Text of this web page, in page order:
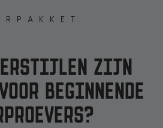
ZIJN
BEGINNENDE